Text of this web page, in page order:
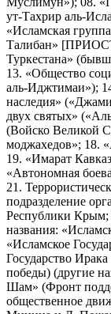
ут-Тахрир аль-
«Исламская
Талибан»
Туркестана»
13. «Общество
аль-Иджтимаи»);
наследия»
двух святых»
(Войско Великой
моджахедов»; 18.
19. «Имарат
«Автономная
21.
подразделение
Республики Крым;
названия:
«Исламское
Государство
победы) (другие
Шам» (Фронт
общественное